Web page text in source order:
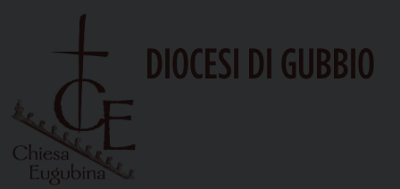
DIOCESI DI GUBBIO